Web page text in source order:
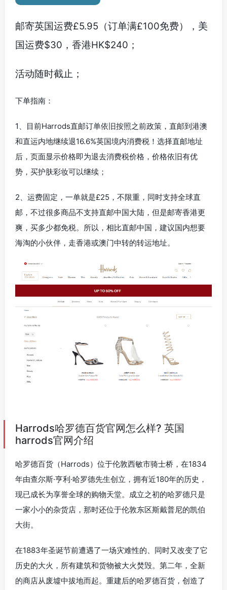
邮寄英国运费£5.95（订单满£100免费），美
国运费$30，香港HK$240；
活动随时截止；
下单指南：
1、目前Harrods直邮订单依旧按照之前政策，直邮到港澳
和直运内地继续退16.6%英国境内消费税！选择直邮地址
后，页面显示价格即为退去消费税价格，价格依旧有优
势，买护肤彩妆可以继续；
2、运费固定，一单就是£25，不限重，同时支持全球直
邮，不过很多商品不支持直邮中国大陆，但是邮寄香港更
爽，买多少都免税。所以，相比直邮中国，建议国内想要
海淘的小伙伴，走香港或澳门中转的转运地址。
Harrods哈罗德百货官网怎么样? 英国
harrods官网介绍
哈罗德百货（Harrods）位于伦敦西敏市骑士桥，在1834
年由查尔斯·亨利·哈罗德先生创立，拥有近180年的历史，
现已成长为享誉全球的购物天堂。成立之初的哈罗德只是
一家小小的杂货店，那时还位于伦敦东区斯戴普尼的凯伯
大街。
在1883年圣诞节前遭遇了一场灾难性的、同时又改变了它
历史的大火，所有建筑和货物被大火焚毁。第二年，全新
的商店从废墟中拔地而起。重建后的哈罗德百货，创造了